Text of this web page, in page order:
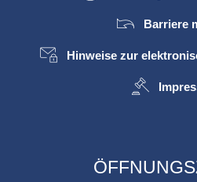
Barriere
Hinweise zur